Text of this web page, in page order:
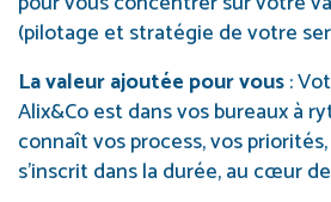
(pilotage et stratégie de votre
La valeur ajoutée pour vous:
Alix&Co est dans vos bureaux à
connaît vos process, vos
s’inscrit dans la durée, au cœur